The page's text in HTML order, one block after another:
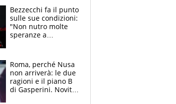
attacca le palline
Bezzecchi fa il punto
sulle sue condizioni:
"Non nutro molte
speranze a
da Aragon
Roma, perché Nusa
non arriverà: le due
ragioni e il piano B
di Gasperini. Novità